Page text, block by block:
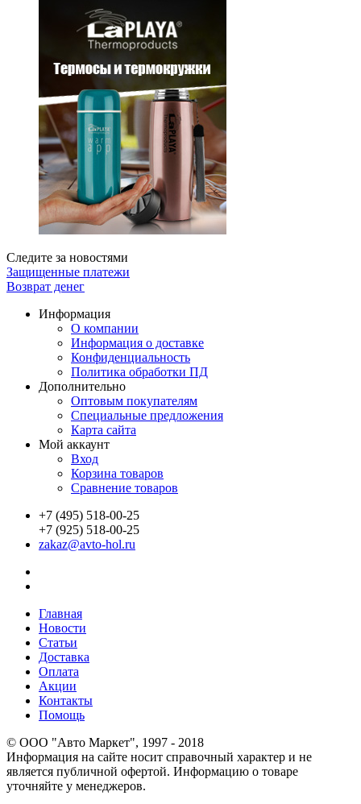
Следите за новостями
Защищенные платежи
Возврат денег
Информация
О компании
Информация о доставке
Конфиденциальность
Политика обработки ПД
Дополнительно
Оптовым покупателям
Специальные предложения
Карта сайта
Мой аккаунт
Вход
Корзина товаров
Сравнение товаров
+7 (495) 518-00-25
+7 (925) 518-00-25
zakaz@avto-hol.ru
Главная
Новости
Статьи
Доставка
Оплата
Акции
Контакты
Помощь
© OOO "Авто Маркет", 1997 - 2018
Информация на сайте носит справочный характер и не
является публичной офертой. Информацию о товаре
уточняйте у менеджеров.